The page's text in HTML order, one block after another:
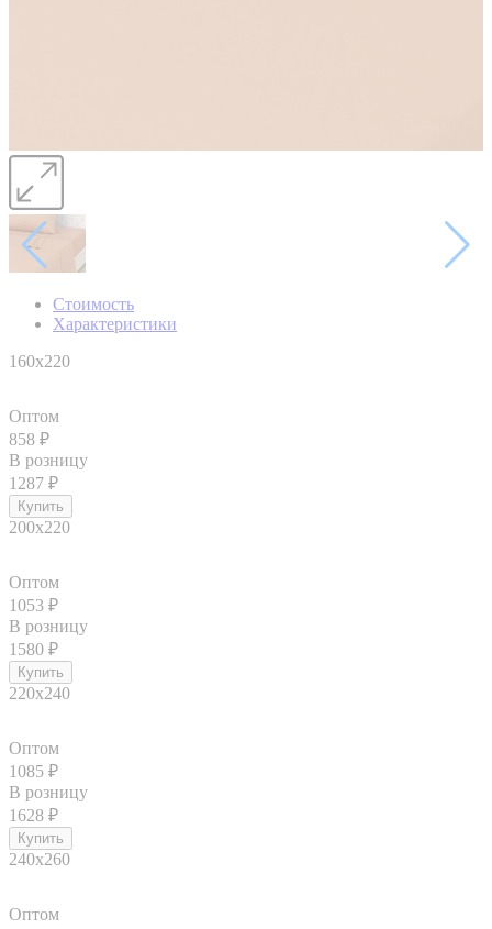
Стоимость
Характеристики
160x220
Оптом
858 ₽
В розницу
1287 ₽
200x220
Оптом
1053 ₽
В розницу
1580 ₽
220x240
Оптом
1085 ₽
В розницу
1628 ₽
240x260
Оптом